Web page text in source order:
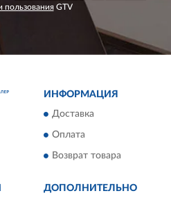
пользованияGTV
ИНФОРМАЦИЯ
Доставка
Оплата
Возврат товара
ДОПОЛНИТЕЛЬНО